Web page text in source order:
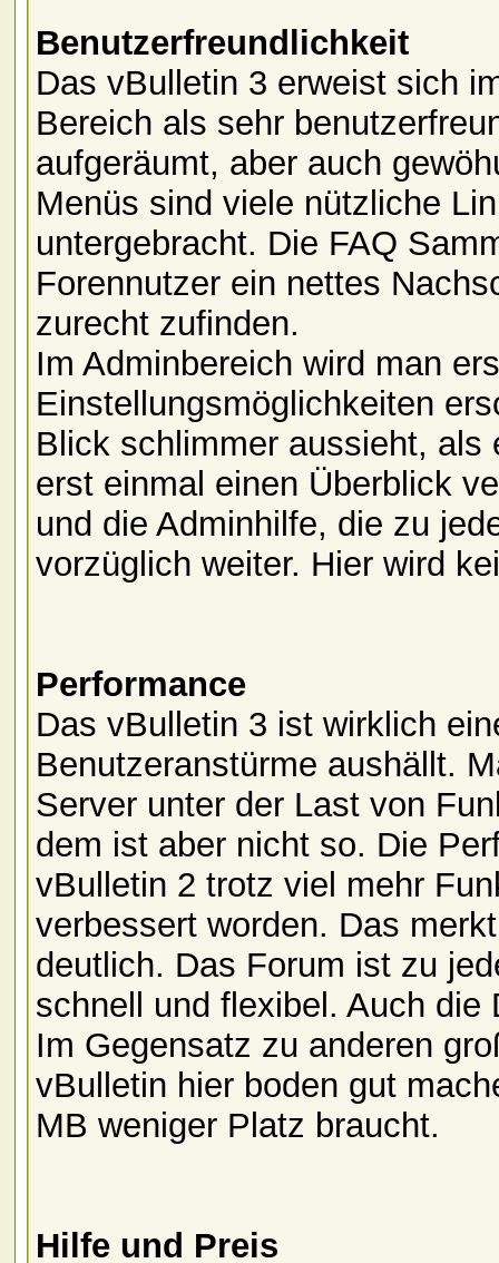
Benutzerfreundlichkeit
Das vBulletin 3 erweist sich
Bereich als sehr
aufgeräumt, aber auch
Menüs sind viele nützliche
untergebracht. Die FAQ
Forennutzer ein nettes
zurecht zufinden.
Im Adminbereich wird man
Einstellungsmöglichkeiten
Blick schlimmer aussieht,
erst einmal einen Überblick
und die Adminhilfe, die zu
vorzüglich weiter. Hier wird
Performance
Das vBulletin 3 ist wirklich
Benutzeranstürme aushällt.
Server unter der Last von
dem ist aber nicht so. Die
vBulletin 2 trotz viel mehr
verbessert worden. Das
deutlich. Das Forum ist zu
schnell und flexibel. Auch
Im Gegensatz zu anderen
vBulletin hier boden gut
MB weniger Platz braucht.
Hilfe und Preis